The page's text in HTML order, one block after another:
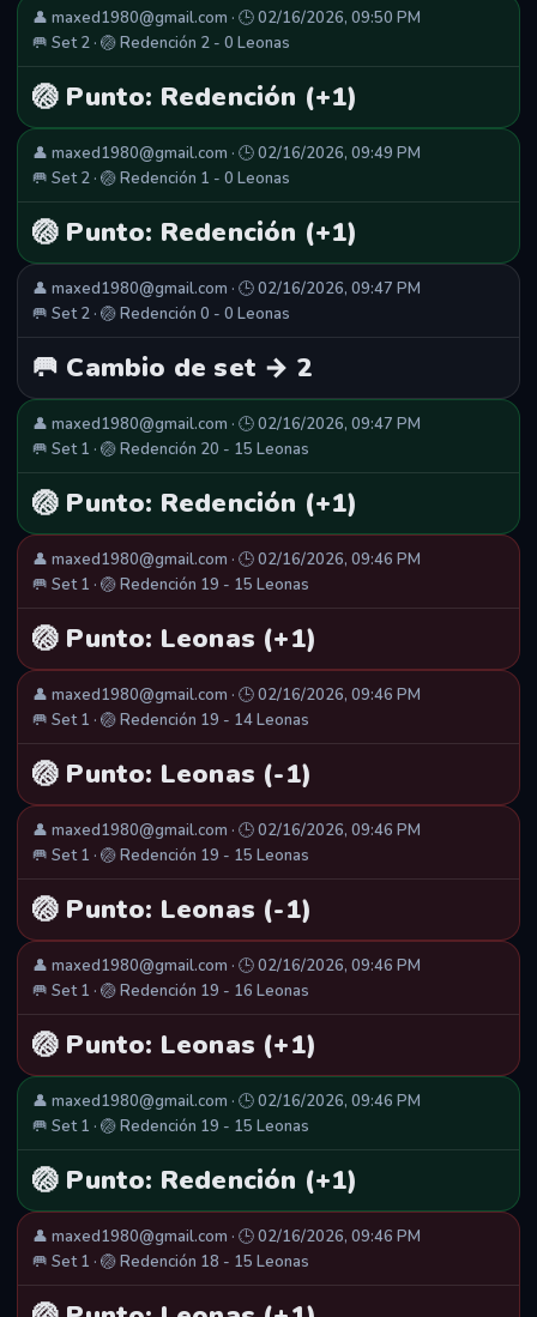
👤 maxed1980@gmail.com · 🕒 02/16/2026, 09:50 PM
🥅 Set 2 · 🏐 Redención 2 - 0 Leonas
🏐 Punto: Redención (+1)
👤 maxed1980@gmail.com · 🕒 02/16/2026, 09:49 PM
🥅 Set 2 · 🏐 Redención 1 - 0 Leonas
🏐 Punto: Redención (+1)
👤 maxed1980@gmail.com · 🕒 02/16/2026, 09:47 PM
🥅 Set 2 · 🏐 Redención 0 - 0 Leonas
🥅 Cambio de set → 2
👤 maxed1980@gmail.com · 🕒 02/16/2026, 09:47 PM
🥅 Set 1 · 🏐 Redención 20 - 15 Leonas
🏐 Punto: Redención (+1)
👤 maxed1980@gmail.com · 🕒 02/16/2026, 09:46 PM
🥅 Set 1 · 🏐 Redención 19 - 15 Leonas
🏐 Punto: Leonas (+1)
👤 maxed1980@gmail.com · 🕒 02/16/2026, 09:46 PM
🥅 Set 1 · 🏐 Redención 19 - 14 Leonas
🏐 Punto: Leonas (-1)
👤 maxed1980@gmail.com · 🕒 02/16/2026, 09:46 PM
🥅 Set 1 · 🏐 Redención 19 - 15 Leonas
🏐 Punto: Leonas (-1)
👤 maxed1980@gmail.com · 🕒 02/16/2026, 09:46 PM
🥅 Set 1 · 🏐 Redención 19 - 16 Leonas
🏐 Punto: Leonas (+1)
👤 maxed1980@gmail.com · 🕒 02/16/2026, 09:46 PM
🥅 Set 1 · 🏐 Redención 19 - 15 Leonas
🏐 Punto: Redención (+1)
👤 maxed1980@gmail.com · 🕒 02/16/2026, 09:46 PM
🥅 Set 1 · 🏐 Redención 18 - 15 Leonas